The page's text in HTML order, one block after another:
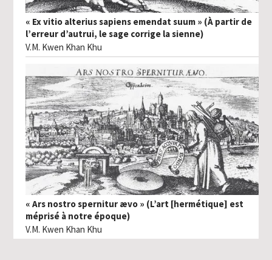
« Ex vitio alterius sapiens emendat suum » (À partir de
l’erreur d’autrui, le sage corrige la sienne)
V.M. Kwen Khan Khu
« Ars nostro spernitur ævo » (L’art [hermétique] est
méprisé à notre époque)
V.M. Kwen Khan Khu